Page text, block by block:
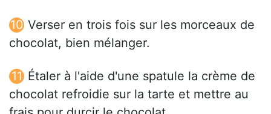
Verser en trois fois sur les morceaux de
chocolat, bien mélanger.
Étaler à l'aide d'une spatule la crème de
chocolat refroidie sur la tarte et mettre au